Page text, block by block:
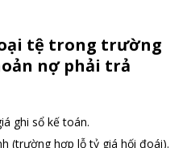
tệ trong trường
nợ phải trả
ghi sổ kế toán.
(trường hợp lỗ tỷ giá hối đoái).